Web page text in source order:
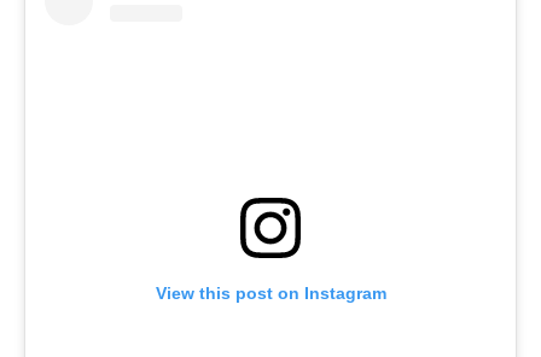
View this post on Instagram